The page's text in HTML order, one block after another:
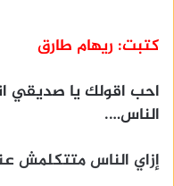
كتبت: ريهام طارق
احب اقولك يا صديقي
الناس….
إزاي الناس متتكلمش